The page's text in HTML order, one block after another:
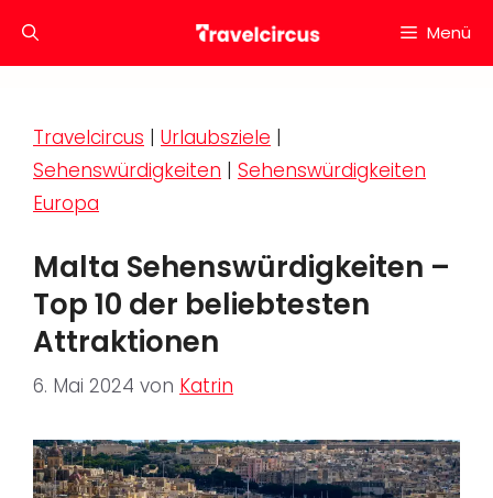
Inhalt
Menü
Travelcircus | Urlaubsziele |
Sehenswürdigkeiten | Sehenswürdigkeiten
Europa
Malta Sehenswürdigkeiten –
Top 10 der beliebtesten
Attraktionen
6. Mai 2024 von Katrin